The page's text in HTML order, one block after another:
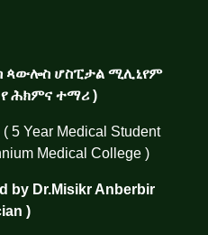
ጳውሎስ ሆስፒታል ሚሊኒየም
ሕክምና ተማሪ )
5 Year Medical Student
Medical College )
by Dr.Misikr Anberbir
)